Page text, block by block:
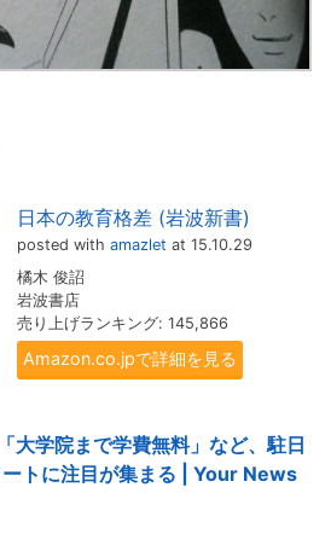
日本の教育格差 (岩波新書)
posted with amazlet at 15.10.29
橘木 俊詔
岩波書店
売り上げランキング: 145,866
Amazon.co.jpで詳細を見る
大学院まで学費無料」など、駐日
トに注目が集まる | Your News